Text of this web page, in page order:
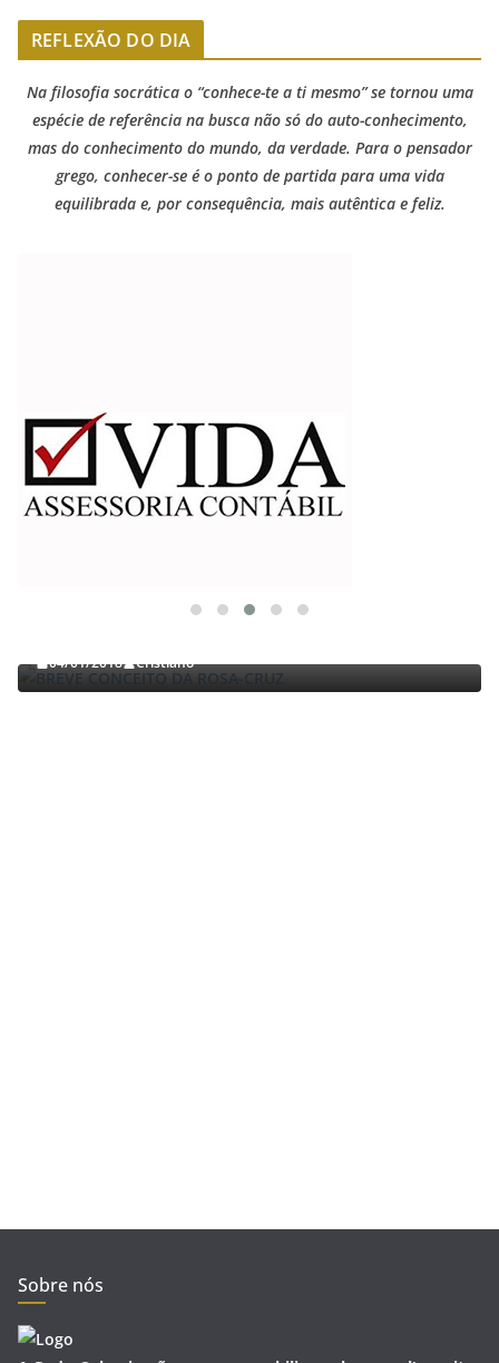
REFLEXÃO DO DIA
Na filosofia socrática o “conhece-te a ti mesmo” se tornou uma
espécie de referência na busca não só do auto-conhecimento,
mas do conhecimento do mundo, da verdade. Para o pensador
grego, conhecer-se é o ponto de partida para uma vida
equilibrada e, por consequência, mais autêntica e feliz.
04/01/2018 Cristiano
Sobre nós